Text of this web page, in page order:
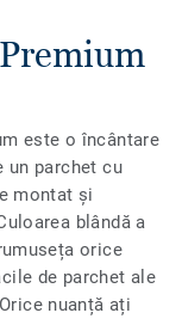
este o încântare
un parchet cu
montat și
blândă a
orice
de parchet ale
nuanță ați